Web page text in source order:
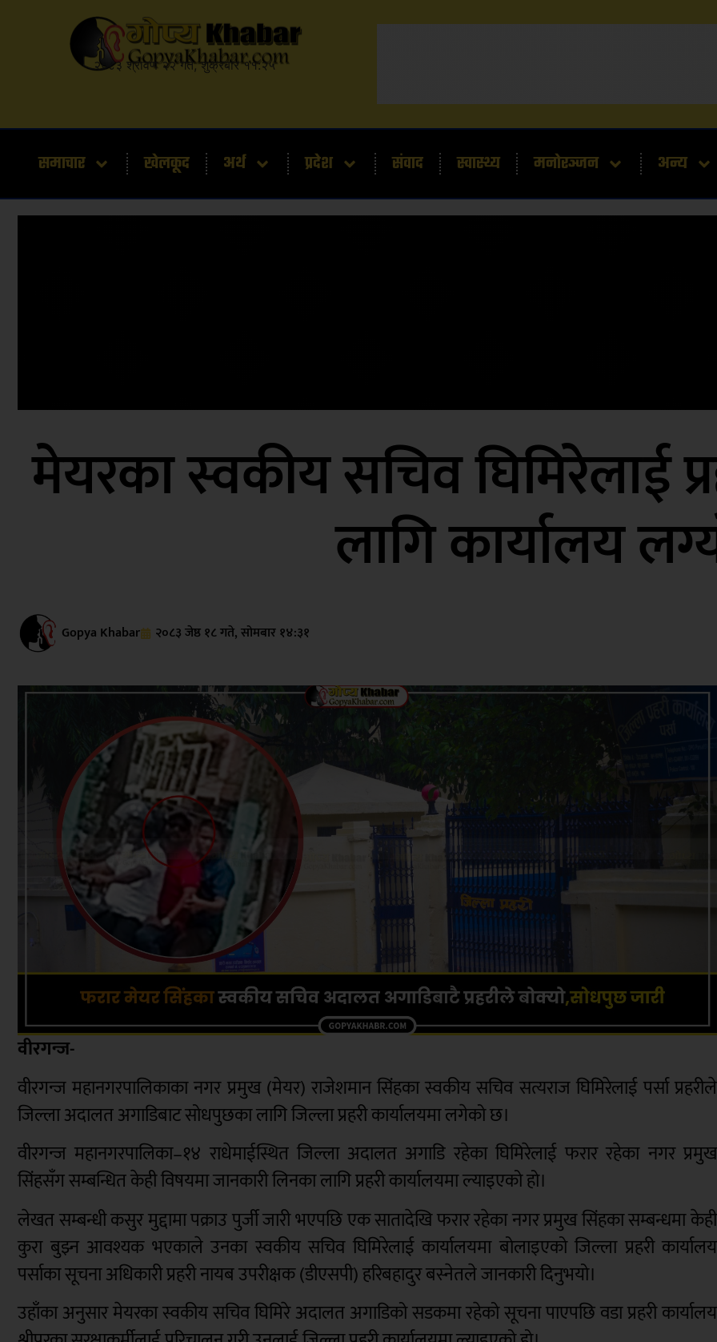
२०८३ श्रावण २२ गते, शुक्रबार ११:२५
समाचार खेलकूद अर्थ प्रदेश संवाद स्वास्थ्य मनोरञ्जन अन्य
मेयरका स्वकीय सचिव घिमिरेलाई
लागि कार्यालय
Gopya Khabar २०८३ जेष्ठ १८ गते, सोमबार १४:३१
वीरगन्ज-
वीरगन्ज महानगरपालिकाका नगर प्रमुख (मेयर) राजेशमान सिंहका स्वकीय सचिव सत्यराज घिमिरेलाई पर्सा प्रहरीले
जिल्ला अदालत अगाडिबाट सोधपुछका लागि जिल्ला प्रहरी कार्यालयमा लगेको छ।
वीरगन्ज महानगरपालिका–१४ राधेमाईस्थित जिल्ला अदालत अगाडि रहेका घिमिरेलाई फरार रहेका नगर प्रमुख
सिंहसँग सम्बन्धित केही विषयमा जानकारी लिनका लागि प्रहरी कार्यालयमा ल्याइएको हो।
लेखत सम्बन्धी कसुर मुद्दामा पक्राउ पुर्जी जारी भएपछि एक सातादेखि फरार रहेका नगर प्रमुख सिंहका सम्बन्धमा केही
कुरा बुझ्न आवश्यक भएकाले उनका स्वकीय सचिव घिमिरेलाई कार्यालयमा बोलाइएको जिल्ला प्रहरी कार्यालय
पर्साका सूचना अधिकारी प्रहरी नायब उपरीक्षक (डीएसपी) हरिबहादुर बस्नेतले जानकारी दिनुभयो।
उहाँका अनुसार मेयरका स्वकीय सचिव घिमिरे अदालत अगाडिको सडकमा रहेको सूचना पाएपछि वडा प्रहरी कार्यालय